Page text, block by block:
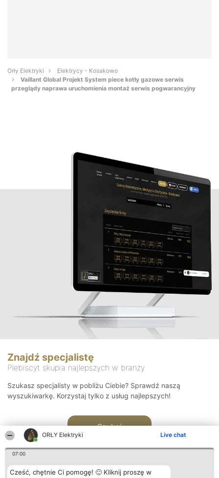
ORŁY Elektryki Live chat
07:00
Cześć, chętnie Ci pomogę! 🙂 Kliknij proszę w
Orły Elektryki
Elektrycy - Kosakowo
Vaillant Global Projekt System piece kotły gazowe serwis
przeglądy naprawa uruchomienia montaż serwis pogwarancyjny
Znajdź specjalistę
Plebiscyt skupia najlepszych w branży
Szukasz specjalisty w pobliżu Ciebie? Sprawdź naszą
wyszukiwarkę. Korzystaj tylko z usług najlepszych!
Szukaj